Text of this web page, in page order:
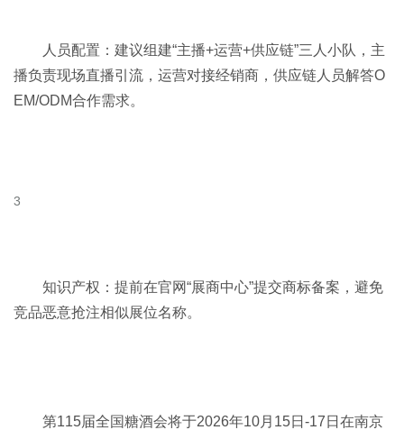
人员配置：建议组建“主播+运营+供应链”三人小队，主
播负责现场直播引流，运营对接经销商，供应链人员解答O
EM/ODM合作需求。
知识产权：提前在官网“展商中心”提交商标备案，避免
竞品恶意抢注相似展位名称。
第115届全国糖酒会将于2026年10月15日-17日在南京